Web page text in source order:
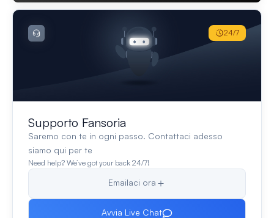
Supporto Fansoria
Saremo con te in ogni passo. Contattaci adesso
siamo qui per te
Need help? We’ve got your back 24/7!
Emailaci ora
Avvia Live Chat
24/7